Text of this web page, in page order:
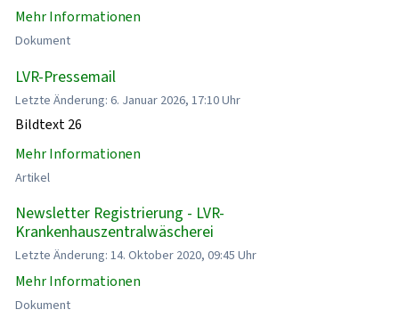
Mehr Informationen
Dokument
LVR-Pressemail
Letzte Änderung: 6. Januar 2026, 17:10 Uhr
Bildtext 26
Mehr Informationen
Artikel
Newsletter Registrierung - LVR-
Krankenhauszentralwäscherei
Letzte Änderung: 14. Oktober 2020, 09:45 Uhr
Mehr Informationen
Dokument